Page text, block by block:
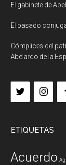
El gabinete de
El pasado
Cómplices del
Abelardo de la
ETIQUETAS
Acuerdo